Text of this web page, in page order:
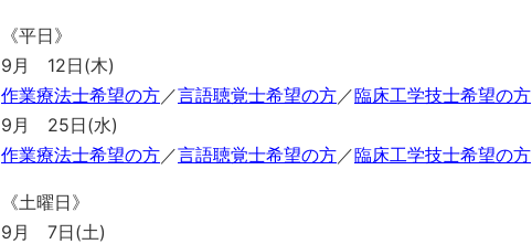
《平日》
9月 12日(木)
作業療法士希望の方 ／言語聴覚士希望の方 ／臨床工学技士希望の方
9月 25日(水)
作業療法士希望の方 ／言語聴覚士希望の方 ／臨床工学技士希望の方
《土曜日》
9月 7日(土)